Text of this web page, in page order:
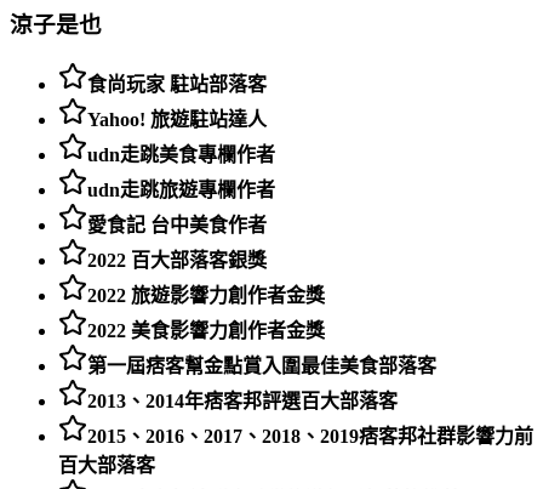
涼子是也
食尚玩家 駐站部落客
Yahoo! 旅遊駐站達人
udn走跳美食專欄作者
udn走跳旅遊專欄作者
愛食記 台中美食作者
2022 百大部落客銀獎
2022 旅遊影響力創作者金獎
2022 美食影響力創作者金獎
第一屆痞客幫金點賞入圍最佳美食部落客
2013、2014年痞客邦評選百大部落客
2015、2016、2017、2018、2019痞客邦社群影響力前
百大部落客